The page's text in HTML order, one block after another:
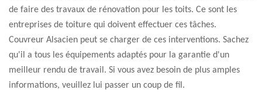
de faire des travaux de rénovation pour les toits. Ce sont les
entreprises de toiture qui doivent effectuer ces tâches.
Couvreur Alsacien peut se charger de ces interventions. Sachez
qu'il a tous les équipements adaptés pour la garantie d'un
meilleur rendu de travail. Si vous avez besoin de plus amples
informations, veuillez lui passer un coup de fil.